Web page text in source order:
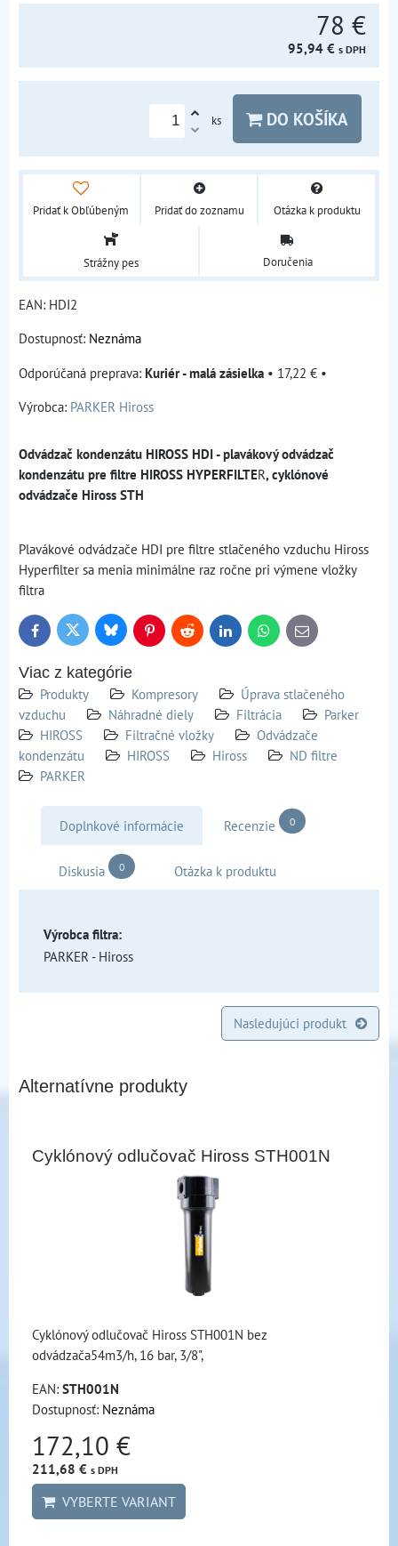
78 €
95,94 € s DPH
ks DO KOŠÍKA
Pridať k Obľúbeným Pridať do zoznamu Otázka k produktu
Strážny pes Doručenia
EAN: HDI2
Dostupnosť: Neznáma
Kuriér - malá zásielka • 17,22 € •
Výrobca: PARKER Hiross
Odvádzač kondenzátu HIROSS HDI - plavákový odvádzač
kondenzátu pre filtre HIROSS HYPERFILTER, cyklónové
odvádzače Hiross STH
Plavákové odvádzače HDI pre filtre stlačeného vzduchu Hiross
Hyperfilter sa menia minimálne raz ročne pri výmene vložky
filtra
FacebookTwitter BlueskyPinterestReddit LinkedInWhatsApp
E-
mail
Viac z kategórie
Produkty
Kompresory
Úprava stlačeného
vzduchu
Náhradné diely Filtrácia
Parker
HIROSS
Filtračné vložky
Odvádzače
kondenzátu
HIROSS Hiross
ND filtre
PARKER
Doplnkové informácie Recenzie 0
Diskusia 0 Otázka k produktu
Výrobca filtra:
PARKER - Hiross
Nasledujúci produkt
Alternatívne produkty
Cyklónový odlučovač Hiross STH001N
Cyklónový odlučovač Hiross STH001N bez
odvádzača54m3/h, 16 bar, 3/8",
EAN: STH001N
Dostupnosť: Neznáma
172,10 €
211,68 € s DPH
VYBERTE VARIANT